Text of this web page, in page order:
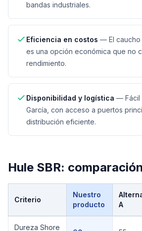
bandas industriales.
Eficiencia en costos — El
es una opción económica que no
rendimiento.
Disponibilidad y logística —
García, con acceso a puertos
distribución eficiente.
Hule SBR:
Criterio
Nuestro
producto
A
Dureza Shore